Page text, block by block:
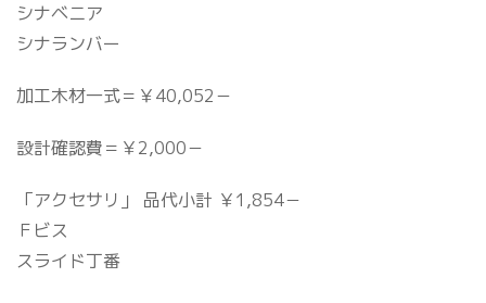
シナベニア
シナランバー
加工木材一式＝￥40,052－
設計確認費＝￥2,000－
「アクセサリ」 品代小計 ￥1,854－
Ｆビス
スライド丁番